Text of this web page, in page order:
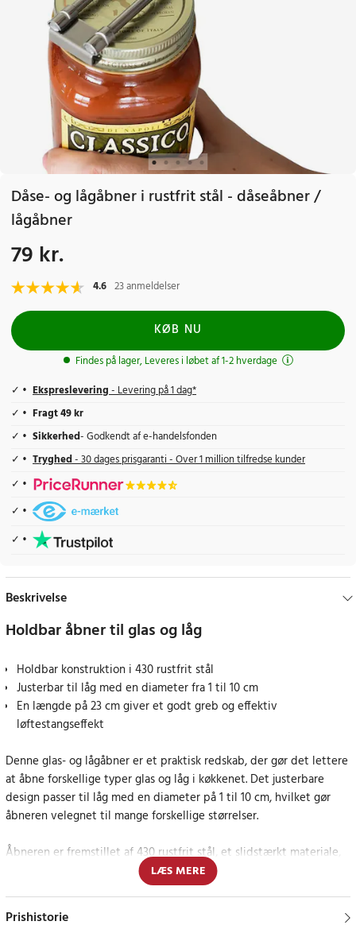
Dåse- og lågåbner i rustfrit stål - dåseåbner /
lågåbner
Pris: 79 kr.
79 kr.
4.6 23 anmeldelser
KØB NU
Findes på lager, Leveres i løbet af 1-2 hverdage
Ekspreslevering- Levering på 1 dag*
Fragt 49 kr
Sikkerhed- Godkendt af e-handelsfonden
Tryghed- 30 dages prisgaranti - Over 1 million tilfredse kunder
Beskrivelse
Holdbar åbner til glas og låg
Holdbar konstruktion i 430 rustfrit stål
Justerbar til låg med en diameter fra 1 til 10 cm
En længde på 23 cm giver et godt greb og effektiv
løftestangseffekt
Denne glas- og lågåbner er et praktisk redskab, der gør det lettere
at åbne forskellige typer glas og låg i køkkenet. Det justerbare
design passer til låg med en diameter på 1 til 10 cm, hvilket gør
åbneren velegnet til mange forskellige størrelser.
Åbneren er fremstillet af 430 rustfrit stål, et slidstærkt materiale,
der egner sig godt til daglig brug. Længden på 23 cm giver et godt
greb og gør åbningen lettere, samtidig med at den lave vægt gør
redskabet nemt at håndtere.
LÆS MERE
Prishistorie